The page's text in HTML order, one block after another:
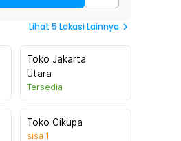
Lihat 5 Lokasi Lainnya
Toko Jakarta
Utara
Tersedia
Toko Cikupa
sisa 1